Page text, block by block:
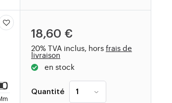
18,60 €
20% TVA inclus, horsfrais de
livraison
en stock
Quantité